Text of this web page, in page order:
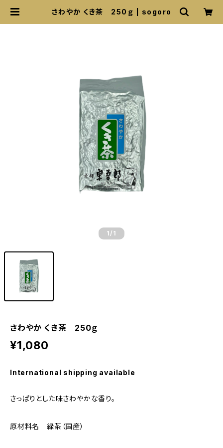
さわやか くき茶 250ｇ | sogoro
1 /1
さわやか くき茶 250ｇ
¥1,080
International shipping available
さっぱりとした味さわやかな香り。
原材料名 緑茶（国産）